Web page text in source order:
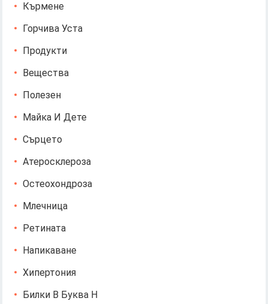
Кърмене
Горчива Уста
Продукти
Вещества
Полезен
Майка И Дете
Сърцето
Атеросклероза
Остеохондроза
Млечница
Ретината
Напикаване
Хипертония
Билки В Буква Н